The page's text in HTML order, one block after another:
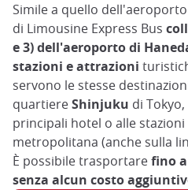
Simile a quello
di Limousine Express Bus
e 3) dell'aeroporto di
stazioni e attrazioni
servono le stesse
quartiereShinjuku di
principali hotel o alle
metropolitana (anche sulla
È possibile trasportarefino
senza alcun costo